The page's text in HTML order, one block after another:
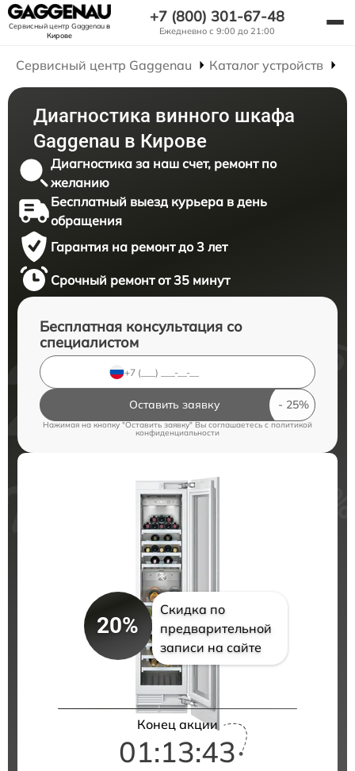
Сервисный центр Gaggenauв
Кирове
+7 (800) 301-67-48
Ежедневно с 9:00 до 21:00
Сервисный центр Gaggenau Каталог устройств
Диагностика винного шкафа
Gaggenau в Кирове
Диагностика за наш счет, ремонт по
желанию
Бесплатный выезд курьера в день
обращения
Гарантия на ремонт до 3 лет
Срочный ремонт от 35 минут
Бесплатная консультация со
специалистом
Оставить заявку
Нажимая на кнопку "Оставить заявку" Вы соглашаетесь c политикой
конфиденциальности
20%
Скидка по
предварительной
записи на сайте
Конец акции
01:13:42